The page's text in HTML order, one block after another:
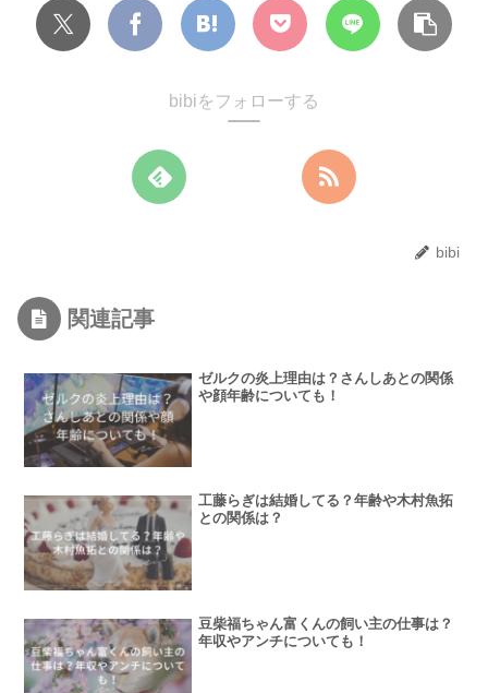
bibiをフォローする
bibi
関連記事
ゼルクの炎上理由は？さんしあとの関係
や顔年齢についても！
工藤らぎは結婚してる？年齢や木村魚拓
との関係は？
豆柴福ちゃん富くんの飼い主の仕事は？
年収やアンチについても！